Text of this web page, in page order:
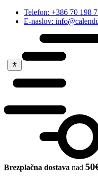
Telefon: +386 70 198
E-naslov:
Brezplačna dostava nad